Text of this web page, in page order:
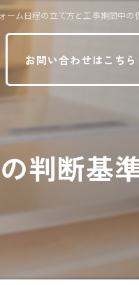
ーム日程の立て方と工事期間中
お問い合わせはこちら
判断基